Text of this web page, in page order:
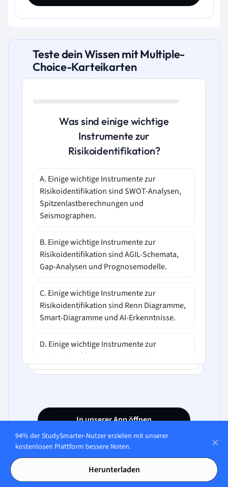
Teste dein Wissen mit Multiple-
Choice-Karteikarten
Was sind einige wichtige
Instrumente zur
Risikoidentifikation?
A. Einige wichtige Instrumente zur
Risikoidentifikation sind SWOT-Analysen,
Spitzenlastberechnungen und
Seismographen.
B. Einige wichtige Instrumente zur
Risikoidentifikation sind AGIL-Schemata,
Gap-Analysen und Prognosemodelle.
C. Einige wichtige Instrumente zur
Risikoidentifikation sind Renn Diagramme,
Smart-Diagramme und AI-Erkenntnisse.
D. Einige wichtige Instrumente zur
Risikoidentifikation sind Checklisten,
Workshops, Datenanalysen und die Delphi-
In unserer App öffnen
94% der StudySmarter-Nutzer erzielen mit unserer
kostenlosen Plattform bessere Noten.
Herunterladen